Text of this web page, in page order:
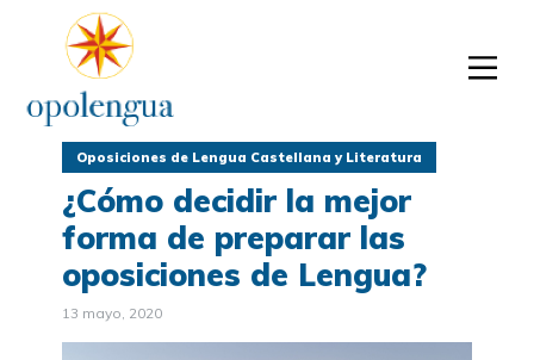
Oposiciones de Lengua Castellana y Literatura
¿Cómo decidir la mejor
forma de preparar las
oposiciones de Lengua?
13 mayo, 2020